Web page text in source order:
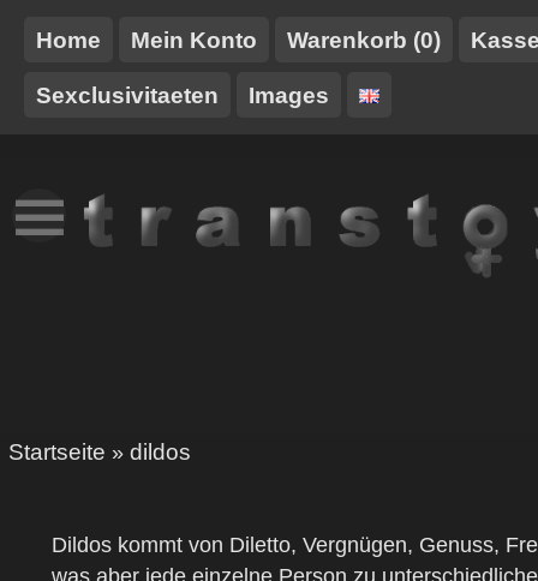
Home Mein Konto Warenkorb (0)
Sexclusivitaeten Images
NEUES
TT-
TRANSTOY
GURTE/HARNESSE
Startseite » dildos
Dildos kommt von Diletto, Vergnügen, Genuss,
was aber jede einzelne Person zu